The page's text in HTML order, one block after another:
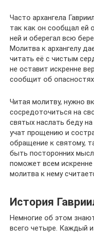
Часто архангела
так как он сообщал ей
ней и оберегал всю
Молитва к архангелу
читать её с чистым
не оставит искренне
сообщит об
Читая молитву, нужно
сосредоточиться на
святых наслать беду на
учат прощению и
обращение к святому,
быть посторонних
поможет всем
молитва к нему
История
Немногие об этом
всего четыре. Каждый